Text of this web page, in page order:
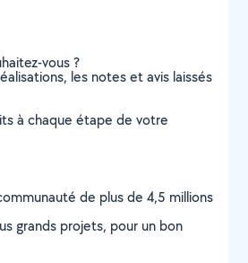
vous ?
les notes et avis laissés
à chaque étape de votre
de plus de 4,5 millions
grands projets, pour un bon